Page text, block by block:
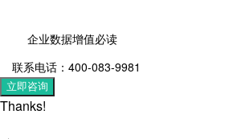
企业数据增值必读
联系电话：400-083-9981
立即咨询
Thanks!